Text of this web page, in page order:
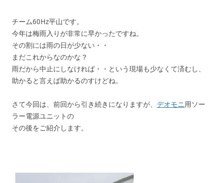
o
k
チーム60Hz平山です。
今年は梅雨入りが非常に早かったですね。
その割には雨の日が少ない・・
まだこれからなのかな？
雨だから中止にしなければ・・という現場も少なくて済むし、
助かると言えば助かるのすけどね。
さて今回は、前回から引き続きになりますが、 デオモニ用ソー
ラー電源ユニットの
その後をご紹介します。